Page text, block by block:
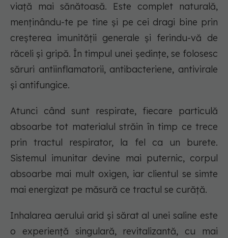
viață mai sănătoasă. Este complet naturală,
menținându-te pe tine și pe cei dragi bine prin
creșterea imunității generale și ferindu-vă de
răceli și gripă. În timpul unei ședințe, se folosesc
săruri antiinflamatorii, antibacteriene, antivirale
și antifungice.
Atunci când sunt respirate, fiecare particulă
absoarbe tot materialul străin în timp ce trece
prin tractul respirator, la fel ca un burete.
Sistemul imunitar devine mai puternic, corpul
absoarbe mai mult oxigen, iar clientul se simte
mai energizat pe măsură ce tractul se curăță.
Inhalarea aerului arid și sărat al unei saline este
o experiență singulară, revitalizantă, cu mai